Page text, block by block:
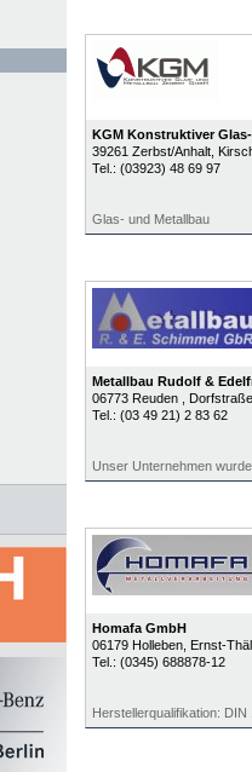
KGM Konstruktiver
39261 Zerbst/Anhalt,
Tel.: (03923) 48 69 97
Glas- und Metallbau
Metallbau Rudolf &
06773 Reuden
,
Tel.: (03 49 21) 2 83 62
Unser Unternehmen
Homafa GmbH
06179 Holleben, Ernst-
Tel.: (0345) 688878-12
Herstellerqualifikation: